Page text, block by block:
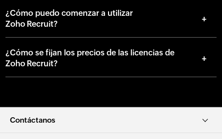
¿Cómo puedo comenzar a utilizar
Zoho Recruit?
¿Cómo se fijan los precios de las licencias de
Zoho Recruit?
Contáctanos